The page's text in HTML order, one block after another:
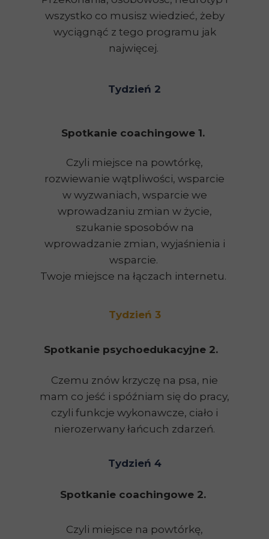
Tydzień 4
Czemu znów krzyczę na psa, nie
mam co jeść i spóźniam się do pracy,
czyli funkcje wykonawcze, ciało i
nierozerwany łańcuch zdarzeń.
Czyli miejsce na powtórkę,
Spotkanie coachingowe 2.
Spotkanie psychoedukacyjne 2.
Tydzień 3
Tydzień 2
Spotkanie coachingowe 1.
Czyli miejsce na powtórkę,
rozwiewanie wątpliwości, wsparcie
w wyzwaniach, wsparcie we
wprowadzaniu zmian w życie,
szukanie sposobów na
wprowadzanie zmian, wyjaśnienia i
wsparcie.
Twoje miejsce na łączach internetu.
wszystko co musisz wiedzieć, żeby
wyciągnąć z tego programu jak
najwięcej.